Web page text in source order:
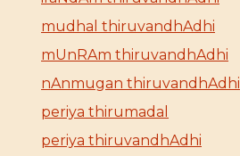
mudhal thiruvandhAdhi
mUnRAm thiruvandhAdhi
nAnmugan thiruvandhAdhi
periya thirumadal
periya thiruvandhAdhi